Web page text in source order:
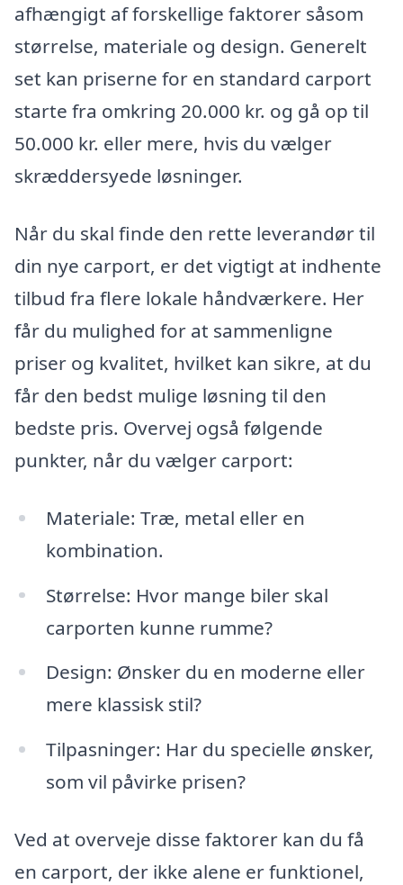
afhængigt af forskellige faktorer såsom
størrelse, materiale og design. Generelt
set kan priserne for en standard carport
starte fra omkring 20.000 kr. og gå op til
50.000 kr. eller mere, hvis du vælger
skræddersyede løsninger.
Når du skal finde den rette leverandør til
din nye carport, er det vigtigt at indhente
tilbud fra flere lokale håndværkere. Her
får du mulighed for at sammenligne
priser og kvalitet, hvilket kan sikre, at du
får den bedst mulige løsning til den
bedste pris. Overvej også følgende
punkter, når du vælger carport:
Materiale: Træ, metal eller en
kombination.
Størrelse: Hvor mange biler skal
carporten kunne rumme?
Design: Ønsker du en moderne eller
mere klassisk stil?
Tilpasninger: Har du specielle ønsker,
som vil påvirke prisen?
Ved at overveje disse faktorer kan du få
en carport, der ikke alene er funktionel,